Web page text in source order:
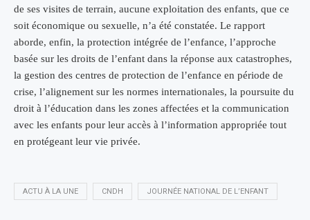
de ses visites de terrain, aucune exploitation des enfants, que ce
soit économique ou sexuelle, n’a été constatée. Le rapport
aborde, enfin, la protection intégrée de l’enfance, l’approche
basée sur les droits de l’enfant dans la réponse aux catastrophes,
la gestion des centres de protection de l’enfance en période de
crise, l’alignement sur les normes internationales, la poursuite du
droit à l’éducation dans les zones affectées et la communication
avec les enfants pour leur accès à l’information appropriée tout
en protégeant leur vie privée.
ACTU À LA UNE CNDH JOURNÉE NATIONAL DE L’ENFANT